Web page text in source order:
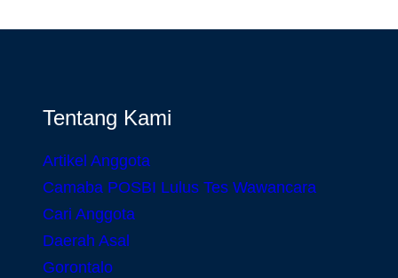
Tentang Kami
Artikel Anggota
Camaba POSBI Lulus Tes Wawancara
Cari Anggota
Daerah Asal
Gorontalo